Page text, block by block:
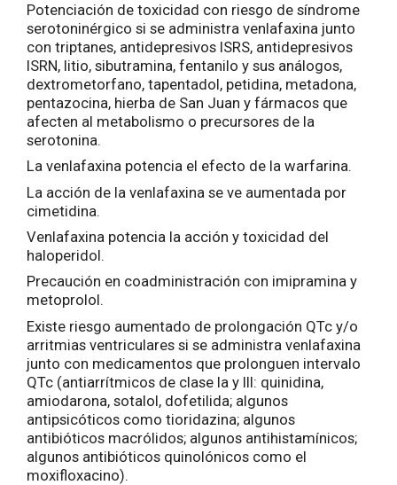
Potenciación de toxicidad con riesgo de síndrome
serotoninérgico si se administra venlafaxina junto
con triptanes, antidepresivos ISRS, antidepresivos
ISRN, litio, sibutramina, fentanilo y sus análogos,
dextrometorfano, tapentadol, petidina, metadona,
pentazocina, hierba de San Juan y fármacos que
afecten al metabolismo o precursores de la
serotonina.
La venlafaxina potencia el efecto de la warfarina.
La acción de la venlafaxina se ve aumentada por
cimetidina.
Venlafaxina potencia la acción y toxicidad del
haloperidol.
Precaución en coadministración con imipramina y
metoprolol.
Existe riesgo aumentado de prolongación QTc y/o
arritmias ventriculares si se administra venlafaxina
junto con medicamentos que prolonguen intervalo
QTc (antiarrítmicos de clase Ia y III: quinidina,
amiodarona, sotalol, dofetilida; algunos
antipsicóticos como tioridazina; algunos
antibióticos macrólidos; algunos antihistamínicos;
algunos antibióticos quinolónicos como el
moxifloxacino).